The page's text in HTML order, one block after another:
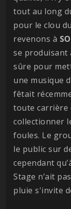
tout au long
pour le clou
revenons à
se produisant
sûre pour
une musique
fêtait
toute carrière
collectionner
foules. Le
le public sur
cependant
Stage n’ait
pluie s'invite